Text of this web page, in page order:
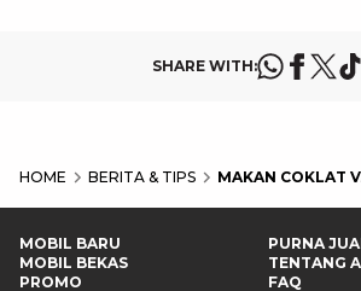
SHARE WITH:
HOME BERITA & TIPS MAKAN COKLAT
MOBIL BARU
MOBIL BEKAS
PROMO
PURNA
TENTANG
FAQ